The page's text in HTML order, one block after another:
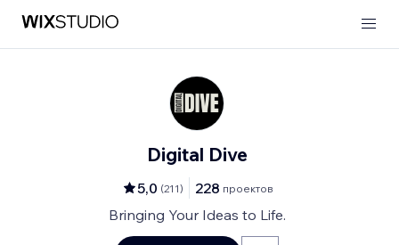
Digital Dive
5,0 (211) 228 проектов
Bringing Your Ideas to Life.